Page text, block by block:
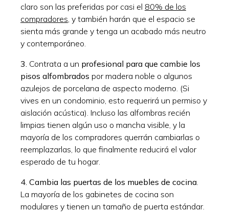
claro son las preferidas por casi el 80% de los
compradores , y también harán que el espacio se
sienta más grande y tenga un acabado más neutro
y contemporáneo.
3. Contrata a un profesional para que cambie los
pisos alfombrados por madera noble o algunos
azulejos de porcelana de aspecto moderno. (Si
vives en un condominio, esto requerirá un permiso y
aislación acústica). Incluso las alfombras recién
limpias tienen algún uso o mancha visible, y la
mayoría de los compradores querrán cambiarlas o
reemplazarlas, lo que finalmente reducirá el valor
esperado de tu hogar.
4. Cambia las puertas de los muebles de cocina
La mayoría de los gabinetes de cocina son
modulares y tienen un tamaño de puerta estándar.